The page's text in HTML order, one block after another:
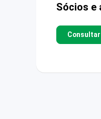
Sócios e
Consultar